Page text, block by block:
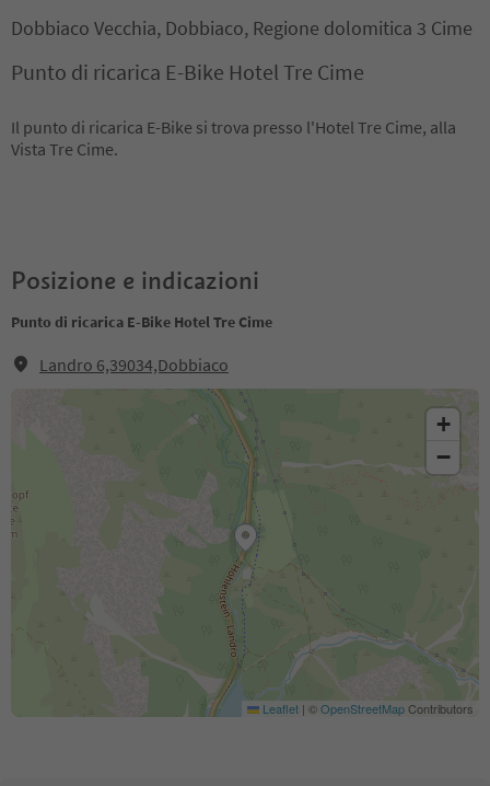
Dobbiaco Vecchia, Dobbiaco, Regione dolomitica 3 Cime
Punto di ricarica E-Bike Hotel Tre Cime
Il punto di ricarica E-Bike si trova presso l'Hotel Tre Cime, alla
Vista Tre Cime.
Posizione e indicazioni
Punto di ricarica E-Bike Hotel Tre Cime
Landro 6,39034,Dobbiaco
+
−
Leaflet | ©OpenStreetMapContributors